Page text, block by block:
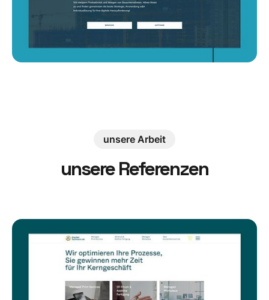
unsere Arbeit
unsere Referenzen